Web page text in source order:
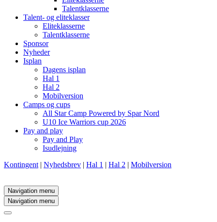
Talentklasserne
Talent- og eliteklasser
Eliteklasserne
Talentklasserne
Sponsor
Nyheder
Isplan
Dagens isplan
Hal 1
Hal 2
Mobilversion
Camps og cups
All Star Camp Powered by Spar Nord
U10 Ice Warriors cup 2026
Pay and play
Pay and Play
Isudlejning
Kontingent | Nyhedsbrev | Hal 1 | Hal 2 | Mobilversion
Navigation menu
Navigation menu